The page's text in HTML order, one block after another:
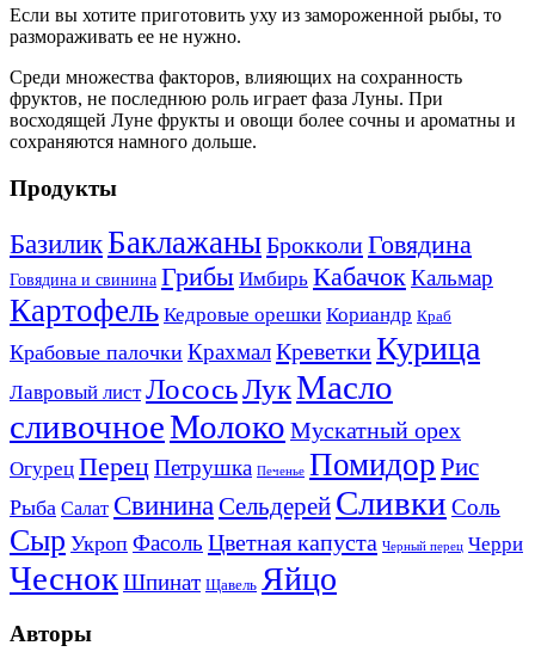
Если вы хотите приготовить уху из замороженной рыбы, то
размораживать ее не нужно.
Среди множества факторов, влияющих на сохранность
фруктов, не последнюю роль играет фаза Луны. При
восходящей Луне фрукты и овощи более сочны и ароматны и
сохраняются намного дольше.
Продукты
БазиликБаклажаныБрокколиГовядина
Говядина и свинина Грибы Имбирь Кабачок Кальмар
Картофель Кедровые орешки Кориандр Краб
Крабовые палочки КрахмалКреветкиКурица
Лавровый лист ЛососьЛукМасло
сливочноеМолоко Мускатный орех
Огурец ПерецПетрушка Печенье Помидор Рис
Рыба Салат Свинина Сельдерей Сливки Соль
Сыр Укроп Фасоль Цветная капуста Черный перец Черри
ЧеснокШпинат Щавель Яйцо
Авторы